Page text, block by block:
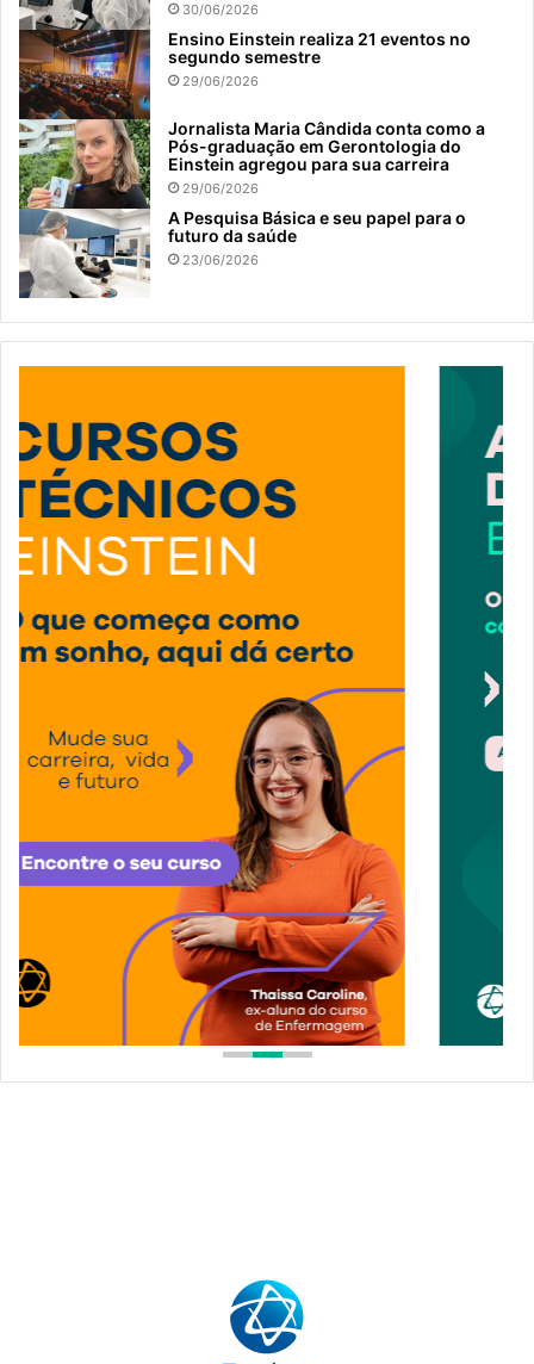
30/06/2026
Ensino Einstein realiza 21 eventos no
segundo semestre
29/06/2026
Jornalista Maria Cândida conta como a
Pós-graduação em Gerontologia do
Einstein agregou para sua carreira
29/06/2026
A Pesquisa Básica e seu papel para o
futuro da saúde
23/06/2026
1 2 3